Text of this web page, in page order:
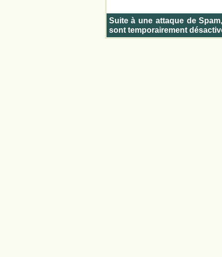
Suite à une attaque de
sont temporairement